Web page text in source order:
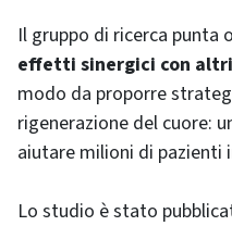
Il gruppo di ricerca punta
effetti sinergici con
modo da proporre
rigenerazione del cuore:
aiutare milioni di
Lo studio è stato